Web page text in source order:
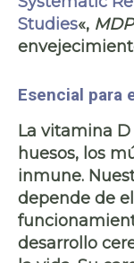
Studies«,
Esencial para
La vitamina D
huesos, los
inmune.
depende de
desarrollo